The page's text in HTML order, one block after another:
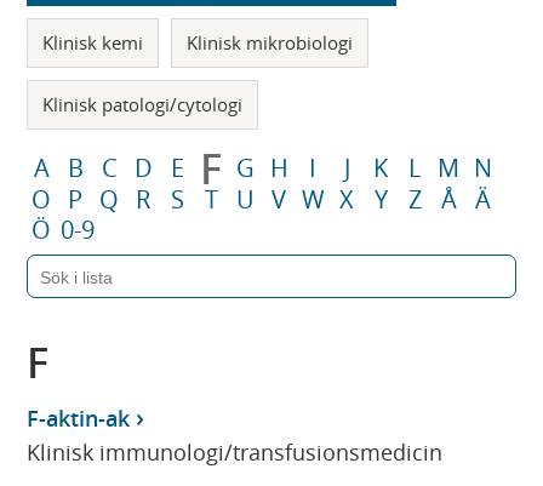
Klinisk kemi Klinisk mikrobiologi
Klinisk patologi/cytologi
A B C D E F G H I J K L M N
O
P Q R S T U V W X Y Z Å Ä
Ö 0-9
F
F-aktin-ak
Klinisk immunologi/transfusionsmedicin